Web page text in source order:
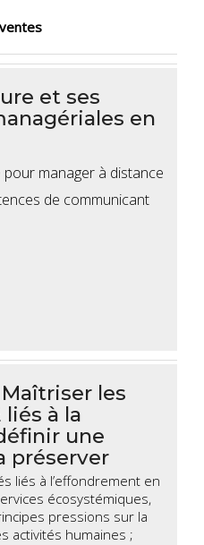
et ses
en
manager à distance
de communicant
Maîtriser les
liés à la
une
préserver
liés à l’effondrement en
écosystémiques,
pressions sur la
activités humaines ;